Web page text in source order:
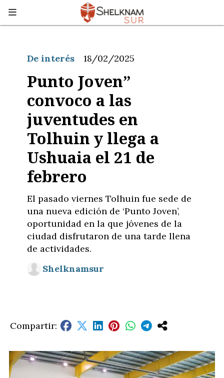
Punto Joven”
convoco a las
juventudes en
Tolhuin y llega a
Ushuaia el 21 de
febrero
El pasado viernes Tolhuin fue sede de
una nueva edición de ‘Punto Joven’,
oportunidad en la que jóvenes de la
ciudad disfrutaron de una tarde llena
de actividades.
De interés 18/02/2025
Shelknamsur